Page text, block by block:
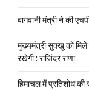
बागवानी मंत्री ने की
मुख्यमंत्री सुक्खू को मिले
रखेगी : राजिंदर राणा
हिमाचल में प्रतिशोध